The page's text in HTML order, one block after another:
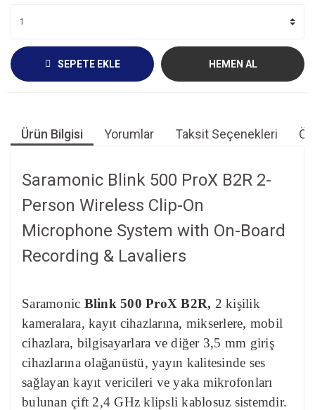
SEPETE EKLE HEMEN AL
Ürün Bilgisi Yorumlar Taksit Seçenekleri
Saramonic Blink 500 ProX B2R 2-
Person Wireless Clip-On
Microphone System with On-Board
Recording & Lavaliers
Saramonic Blink 500 ProX B2R, 2 kişilik
kameralara, kayıt cihazlarına, mikserlere, mobil
cihazlara, bilgisayarlara ve diğer 3,5 mm giriş
cihazlarına olağanüstü, yayın kalitesinde ses
sağlayan kayıt vericileri ve yaka mikrofonları
bulunan çift 2,4 GHz klipsli kablosuz sistemdir.